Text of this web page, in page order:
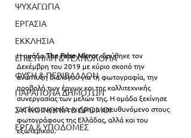
ΨΥΧΑΓΩΓΙΑ
ΕΡΓΑΣΙΑ
ΕΚΚΛΗΣΙΑ
ΕΠΙΣΤΗΜΗ & ΤΕΧΝΟΛΟΓΙΑ
ΦΥΣΗ & ΠΕΡΙΒΑΛΛΟΝ
ΠΑΡΑΠΟΝΑ ΔΗΜΟΤΩΝ
ΣΥΓΚΟΙΝΩΝΙΑ & ΔΡΟΜΟΙ
ΕΡΓΑ & ΥΠΟΔΟΜΕΣ
Η ομάδα The False Mirror ιδρύθηκε τον
Δεκέμβρη του 2019 με κύριο σκοπό την
ανάπτυξη διαλόγου για τη φωτογραφία, την
προβολή των έργων και της καλλιτεχνικής
συνεργασίας των μελών της. Η ομάδα ξεκίνησε
ως ένα ανοικτό εγχείρημα απευθυνόμενο στους
φωτογράφους της Ελλάδας, αλλά και του
εξωτερικού.